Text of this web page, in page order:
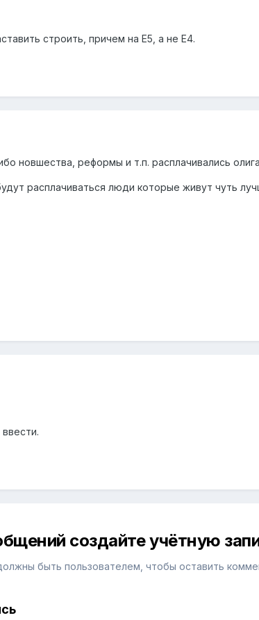
строить, причем на Е5, а не Е4.
новшества, реформы и т.п. расплачивались
расплачиваться люди которые живут чуть
создайте учётную
быть пользователем, чтобы оставить